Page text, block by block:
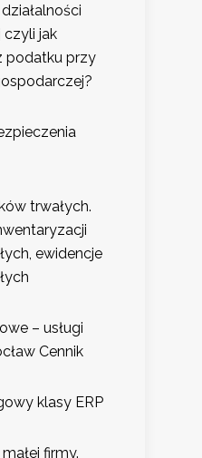
jak
podatku przy
trwałych.
ewidencje
– usługi
Cennik
klasy ERP
firmy.